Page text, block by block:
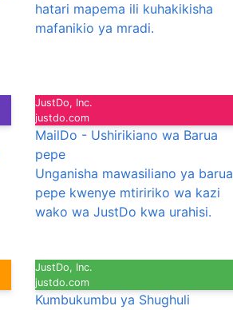
hatari mapema ili kuhakikisha
mafanikio ya mradi.
JustDo, Inc.
justdo.com
MailDo - Ushirikiano wa Barua
pepe
Unganisha mawasiliano ya barua
pepe kwenye mtiririko wa kazi
wako wa JustDo kwa urahisi.
JustDo, Inc.
justdo.com
Kumbukumbu ya Shughuli